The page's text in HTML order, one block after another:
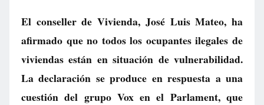
El conseller de Vivienda, José Luis Mateo, ha
afirmado que no todos los ocupantes ilegales de
viviendas están en situación de vulnerabilidad.
La declaración se produce en respuesta a una
cuestión del grupo Vox en el Parlament, que